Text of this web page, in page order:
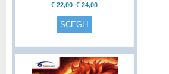
€ 22,00–€ 24,00
SCEGLI